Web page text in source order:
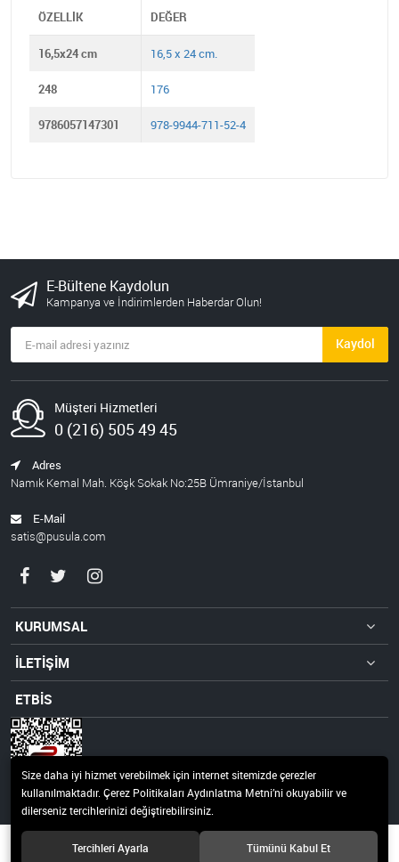
ÖZELLIK DEĞER
16,5x24 cm 16,5 x 24 cm.
248 176
9786057147301 978-9944-711-52-4
E-Bültene Kaydolun
Kampanya ve İndirimlerden Haberdar Olun!
Kaydol
Müşteri Hizmetleri
0 (216) 505 49 45
Adres
Namık Kemal Mah. Köşk Sokak No:25B Ümraniye/İstanbul
E-Mail
satis@pusula.com
KURUMSAL
İLETİŞİM
ETBİS
© 2019 Pusula 20 Teknoloji ve Yayıncılık A.Ş Tüm hakları saklıdır.
Size daha iyi hizmet verebilmek için internet sitemizde çerezler
kullanılmaktadır. Çerez Politikaları Aydınlatma Metni’ni okuyabilir ve
dilerseniz tercihlerinizi değiştirebilirsiniz.
Tercihleri Ayarla Tümünü Kabul Et